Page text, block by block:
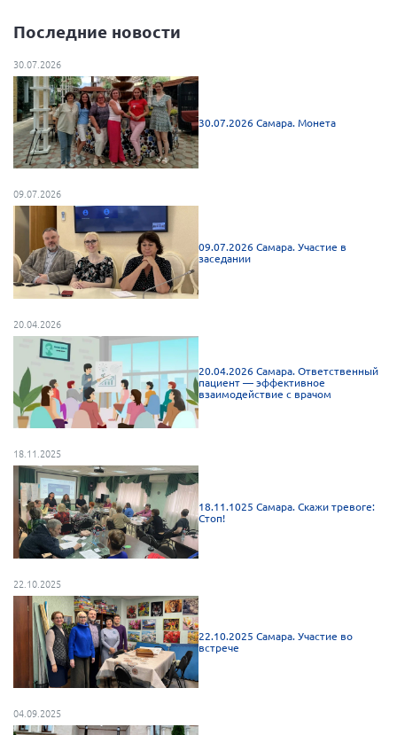
Брянская область
Владимирская область
Волгоградская область
Воронежская область
Ивановская область
Кемеровская область
Кировская область
Краснодарский край
Красноярский край
Липецкая область
Ленинградская область
г. Москва
Московская область
Нижегородская область
Новгородская область
Новосибирская область
Омская область
Оренбургская область
Пензенская область
Республика Башкортостан
Республика Бурятия
Республика Калмыкия
Последние новости
30.07.2026
30.07.2026 Самара. Монета
09.07.2026
09.07.2026 Самара. Участие в
заседании
20.04.2026
20.04.2026 Самара. Ответственный
пациент — эффективное
взаимодействие с врачом
18.11.2025
18.11.1025 Самара. Скажи тревоге:
Стоп!
22.10.2025
22.10.2025 Самара. Участие во
встрече
04.09.2025